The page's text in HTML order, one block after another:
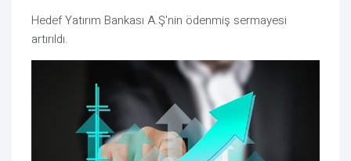
Hedef Yatırım Bankası A.Ş'nin ödenmiş sermayesi
artırıldı.